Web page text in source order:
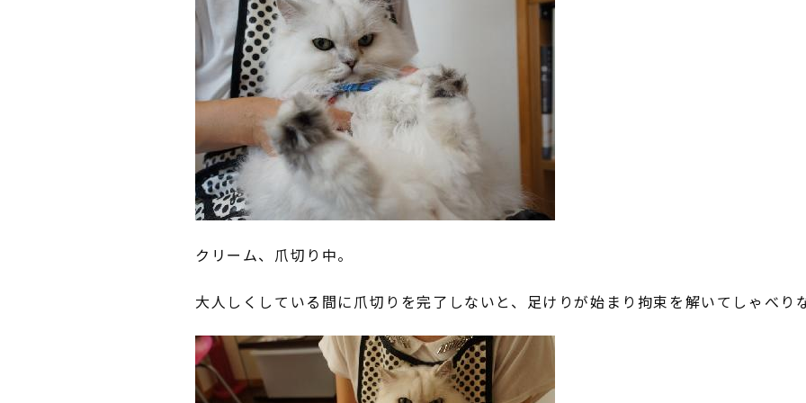
クリーム、爪切り中。
大人しくしている間に爪切りを完了しないと、足けりが始まり拘束を解いてしゃべり